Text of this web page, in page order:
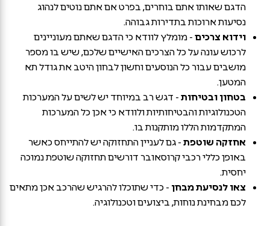
הדגם שאותו אתם בוחרים, בפרט אם אתם נוטים לנהוג
נסיעות ארוכות בתדירות גבוהה.
וידוא צרכים - מומלץ לוודא כי הדגם שאתם מעוניינים
לרכוש עונה על כל הצרכים האישיים שלכם, שיש בו מספר
מושבים עבור כל הנוסעים וחשון לבחון היטב את גודל תא
המטען.
בטחון ובטיחות - דגש רב במיוחד יש לשים על המערכות
הטכנולוגיות והבטיחותיות ולוודא כי אכן כל המערכות
המתקדמות הללו מותקנות בו.
אחזקה שוטפת - גם לעניין התחזוקה יש להתייחס כאשר
באופן כללי רכבי קרוסאובר דורשים תחזוקה שוטפת נמוכה
יחסית.
צאו לנסיעת מבחן - כדי שתוכלו להרגיש שהרכב אכן מתאים
לכם מבחינת נוחות, ביצועים וטכנולוגיה.